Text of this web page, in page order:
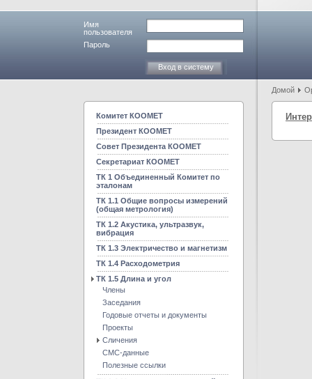
Имя
пользователя
Пароль
Домой
Комитет КООМЕТ
Президент КООМЕТ
Совет Президента КООМЕТ
Секретариат КООМЕТ
ТК 1 Объединенный Комитет по
эталонам
ТК 1.1 Общие вопросы измерений
(общая метрология)
ТК 1.2 Акустика, ультразвук,
вибрация
ТК 1.3 Электричество и магнетизм
ТК 1.4 Расходометрия
ТК 1.5 Длина и угол
Члены
Заседания
Годовые отчеты и документы
Проекты
Сличения
CMC-данные
Полезные ссылки